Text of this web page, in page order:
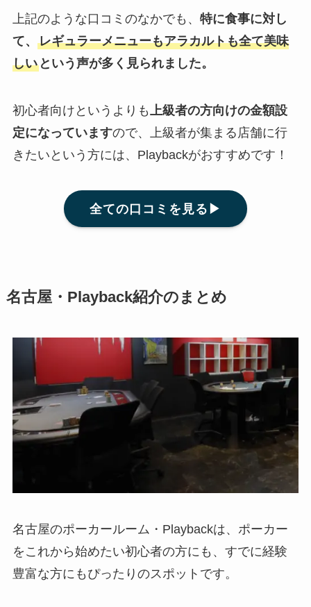
上記のような口コミのなかでも、 特に食事に対し
て、 レギュラーメニューもアラカルトも全て美味
しいという声が多く見られました。
初心者向けというよりも
上級者の方向けの金額設
定になっていますので、上級者が集まる店舗に行
きたいという方には、Playbackがおすすめです！
全ての口コミを見る▶︎
名古屋・Playback紹介のまとめ
名古屋のポーカールーム・Playbackは、ポーカー
をこれから始めたい初心者の方にも、すでに経験
豊富な方にもぴったりのスポットです。